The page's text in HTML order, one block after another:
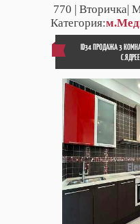
770 | Вторичка|
Категория:
ID34 ПРОДАЖА 3